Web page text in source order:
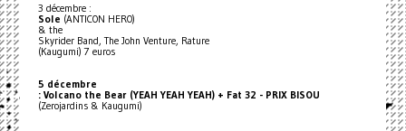
3 décembre :
Sole (ANTICON HERO)
& the
Skyrider Band, The John Venture, Rature
(Kaugumi) 7 euros
5 décembre
: Volcano the Bear (YEAH YEAH YEAH) + Fat 32 - PRIX BISOU
(Zerojardins & Kaugumi)